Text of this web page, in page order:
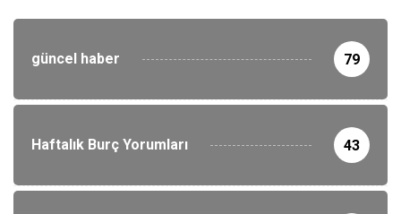
güncel haber 79
Haftalık Burç Yorumları 43